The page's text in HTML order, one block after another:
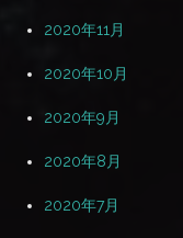
2020年11月
2020年10月
2020年9月
2020年8月
2020年7月